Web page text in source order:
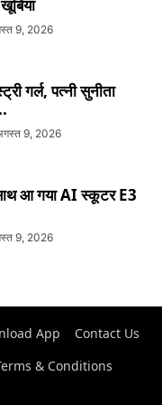
9, 2026
गर्ल, पत्नी सुनीता
9, 2026
आ गया AI स्कूटर E3
9, 2026
App
Contact Us
& Conditions